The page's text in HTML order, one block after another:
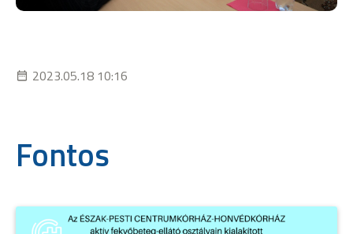
2023.05.18 10:16
Fontos